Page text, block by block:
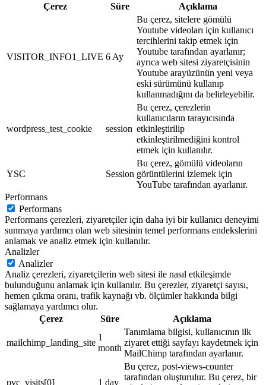
Çerez
Süre Açıklama
VISITOR_INFO1_LIVE 6 Ay
Bu çerez, sitelere gömülü
Youtube videoları için kullanıcı
tercihlerini takip etmek için
Youtube tarafından ayarlanır;
ayrıca web sitesi ziyaretçisinin
Youtube arayüzünün yeni veya
eski sürümünü kullanıp
kullanmadığını da belirleyebilir.
wordpress_test_cookie session
Bu çerez, çerezlerin
kullanıcıların tarayıcısında
etkinleştirilip
etkinleştirilmediğini kontrol
etmek için kullanılır.
YSC Session
Bu çerez, gömülü videoların
görüntülerini izlemek için
YouTube tarafından ayarlanır.
Performans
Performans
Performans çerezleri, ziyaretçiler için daha iyi bir kullanıcı deneyimi
sunmaya yardımcı olan web sitesinin temel performans endekslerini
anlamak ve analiz etmek için kullanılır.
Analizler
Analizler
Analiz çerezleri, ziyaretçilerin web sitesi ile nasıl etkileşimde
bulunduğunu anlamak için kullanılır. Bu çerezler, ziyaretçi sayısı,
hemen çıkma oranı, trafik kaynağı vb. ölçümler hakkında bilgi
sağlamaya yardımcı olur.
Çerez
Süre Açıklama
mailchimp_landing_site
1
month
Tanımlama bilgisi, kullanıcının ilk
ziyaret ettiği sayfayı kaydetmek için
MailChimp tarafından ayarlanır.
pvc_visits[0] 1 day
Bu çerez, post-views-counter
tarafından oluşturulur. Bu çerez, bir